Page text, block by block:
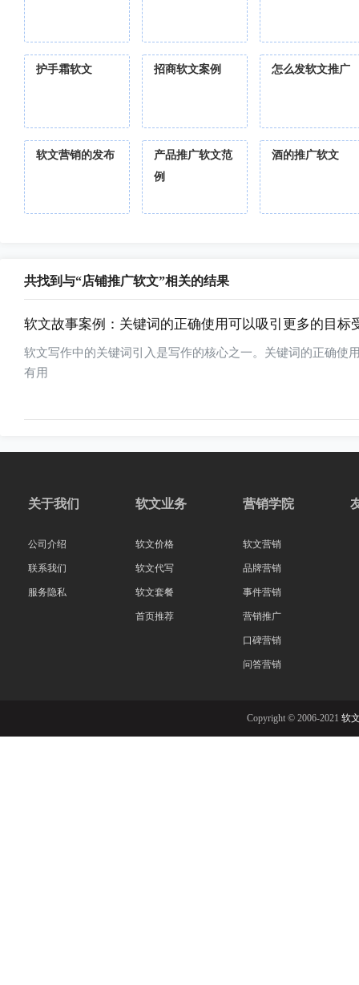
护手霜软文 招商软文案例 怎么发软文推广
软文营销的发布
产品推广软文范
例
酒的推广软文
共找到与“店铺推广软文”相关的结果
软文故事案例：关键词的正确使用可以吸引更多的目标
软文写作中的关键词引入是写作的核心之一。关键词的正确使
有用
关于我们
公司介绍
联系我们
服务隐私
软文业务
软文价格
软文代写
软文套餐
首页推荐
营销学院
软文营销
品牌营销
事件营销
营销推广
口碑营销
问答营销
Copyright © 2006-2021 软